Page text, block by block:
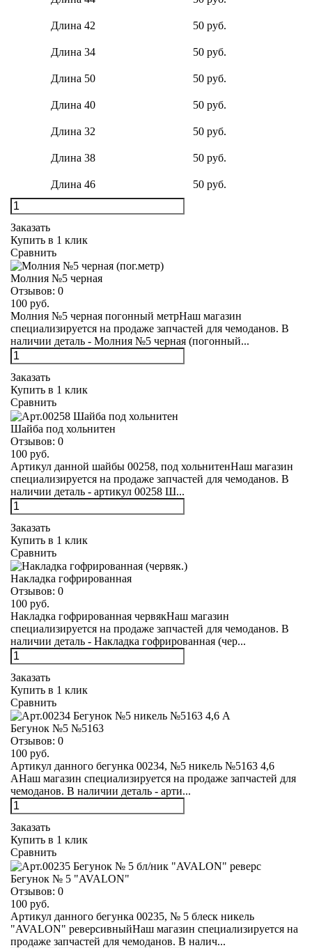
Длина 42 50 руб.
Длина 34 50 руб.
Длина 50 50 руб.
Длина 40 50 руб.
Длина 32 50 руб.
Длина 38 50 руб.
Длина 46 50 руб.
Заказать
Купить в 1 клик
Сравнить
Молния №5 черная
Отзывов: 0
100 руб.
Молния №5 черная погонный метрНаш магазин
специализируется на продаже запчастей для чемоданов. В
наличии деталь - Молния №5 черная (погонный...
Заказать
Купить в 1 клик
Сравнить
Шайба под хольнитен
Отзывов: 0
100 руб.
Артикул данной шайбы 00258, под хольнитенНаш магазин
специализируется на продаже запчастей для чемоданов. В
наличии деталь - артикул 00258 Ш...
Заказать
Купить в 1 клик
Сравнить
Накладка гофрированная
Отзывов: 0
100 руб.
Накладка гофрированная червякНаш магазин
специализируется на продаже запчастей для чемоданов. В
наличии деталь - Накладка гофрированная (чер...
Заказать
Купить в 1 клик
Сравнить
Бегунок №5 №5163
Отзывов: 0
100 руб.
Артикул данного бегунка 00234, №5 никель №5163 4,6
АНаш магазин специализируется на продаже запчастей для
чемоданов. В наличии деталь - арти...
Заказать
Купить в 1 клик
Сравнить
Бегунок № 5 "AVALON"
Отзывов: 0
100 руб.
Артикул данного бегунка 00235, № 5 блеск никель
"AVALON" реверсивныйНаш магазин специализируется на
продаже запчастей для чемоданов. В налич...